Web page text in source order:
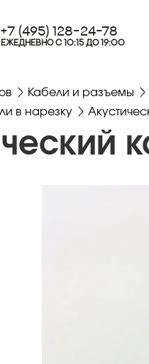
+7 (495) 128-24-78
ЕЖЕДНЕВНО С 10:15 ДО 19:00
Кабели и разъемы
в нарезку